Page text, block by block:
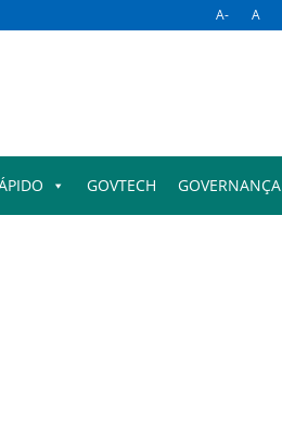
A- A
GOVTECH GOVERNANÇA